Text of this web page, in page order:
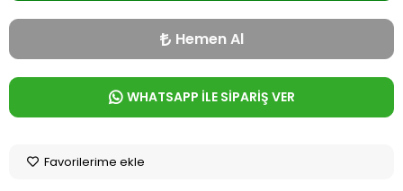
Hemen Al
WHATSAPP İLE SİPARİŞ VER
Favorilerime ekle